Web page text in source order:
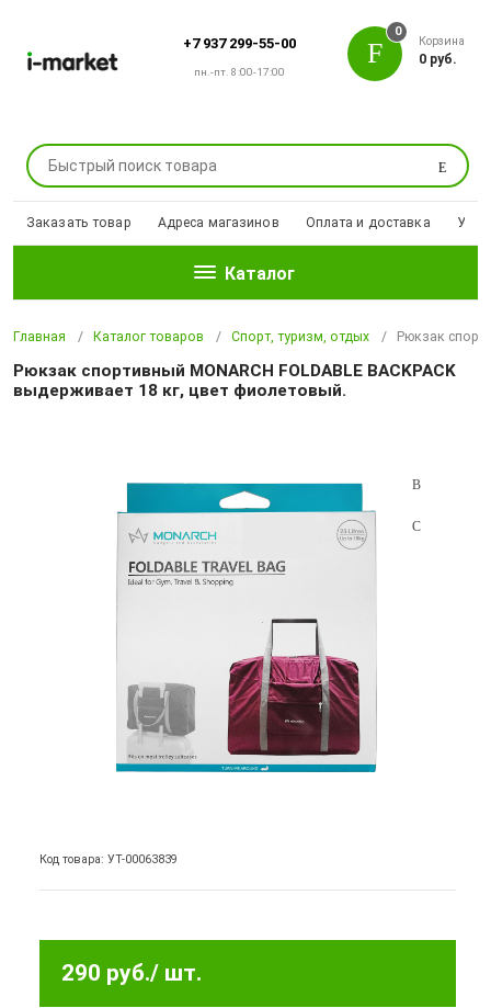
+7 937 299-55-00
пн.-пт. 8:00-17:00
Поиск
0
Корзина
0 руб.
Заказать товар Адреса магазинов Оплата и доставка
Каталог
Главная Каталог товаров Спорт, туризм, отдых Рюкзак
Рюкзак спортивный MONARCH FOLDABLE BACKPACK
выдерживает 18 кг, цвет фиолетовый.
Код товара: УТ-00063839
290 руб./ шт.